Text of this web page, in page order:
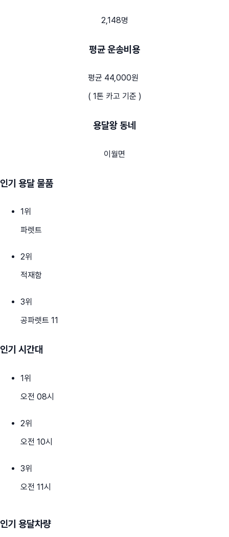
2,148명
평균 운송비용
평균 44,000원
( 1톤 카고 기준 )
용달왕 동네
이월면
인기 용달 물품
1위
파렛트
2위
적재함
3위
공파렛트 11
인기 시간대
1위
오전 08시
2위
오전 10시
3위
오전 11시
인기 용달차량